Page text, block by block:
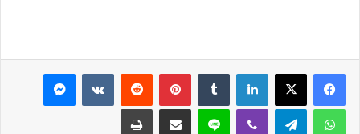
لينكدإن بينتيريست ماسنجر
واتساب تيلقرام ڤايبر لاين مشاركة عبر البريد طباعة